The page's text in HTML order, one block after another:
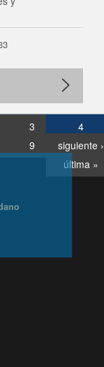
3
4
9
siguiente ›
última »
Ciudadano